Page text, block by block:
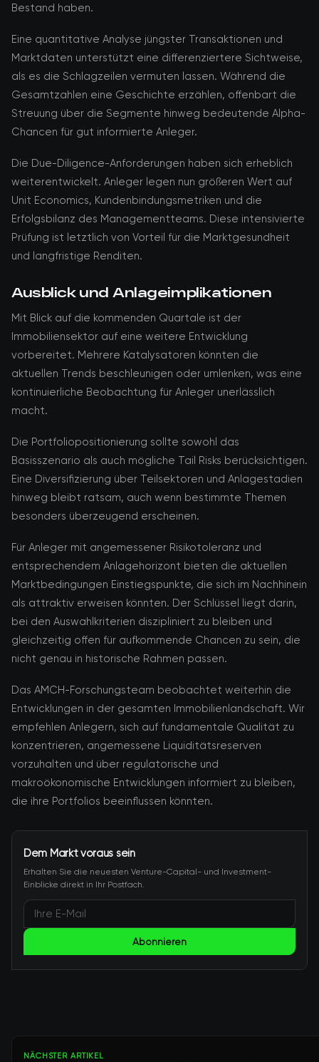
Bestand haben.
Eine quantitative Analyse jüngster Transaktionen und
Marktdaten unterstützt eine differenziertere Sichtweise,
als es die Schlagzeilen vermuten lassen. Während die
Gesamtzahlen eine Geschichte erzählen, offenbart die
Streuung über die Segmente hinweg bedeutende Alpha-
Chancen für gut informierte Anleger.
Die Due-Diligence-Anforderungen haben sich erheblich
weiterentwickelt. Anleger legen nun größeren Wert auf
Unit Economics, Kundenbindungsmetriken und die
Erfolgsbilanz des Managementteams. Diese intensivierte
Prüfung ist letztlich von Vorteil für die Marktgesundheit
und langfristige Renditen.
Ausblick und Anlageimplikationen
Mit Blick auf die kommenden Quartale ist der
Immobiliensektor auf eine weitere Entwicklung
vorbereitet. Mehrere Katalysatoren könnten die
aktuellen Trends beschleunigen oder umlenken, was eine
kontinuierliche Beobachtung für Anleger unerlässlich
macht.
Die Portfoliopositionierung sollte sowohl das
Basisszenario als auch mögliche Tail Risks berücksichtigen.
Eine Diversifizierung über Teilsektoren und Anlagestadien
hinweg bleibt ratsam, auch wenn bestimmte Themen
besonders überzeugend erscheinen.
Für Anleger mit angemessener Risikotoleranz und
entsprechendem Anlagehorizont bieten die aktuellen
Marktbedingungen Einstiegspunkte, die sich im Nachhinein
als attraktiv erweisen könnten. Der Schlüssel liegt darin,
bei den Auswahlkriterien diszipliniert zu bleiben und
gleichzeitig offen für aufkommende Chancen zu sein, die
nicht genau in historische Rahmen passen.
Das AMCH-Forschungsteam beobachtet weiterhin die
Entwicklungen in der gesamten Immobilienlandschaft. Wir
empfehlen Anlegern, sich auf fundamentale Qualität zu
konzentrieren, angemessene Liquiditätsreserven
vorzuhalten und über regulatorische und
makroökonomische Entwicklungen informiert zu bleiben,
die ihre Portfolios beeinflussen könnten.
Dem Markt voraus sein
Erhalten Sie die neuesten Venture-Capital- und Investment-
Einblicke direkt in Ihr Postfach.
Abonnieren
NÄCHSTER ARTIKEL